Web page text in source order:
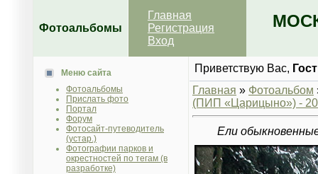
Фотоальбомы
Главная
Регистрация
Вход
Меню сайта
Фотоальбомы
Прислать фото
Портал
Форум
Фотосайт-путеводитель
(устар.)
Фотографии парков и
окрестностей по тегам (в
разработке)
Приветствую Вас,
Главная » Фотоальбом
(ПИП «Царицыно») -
Ели